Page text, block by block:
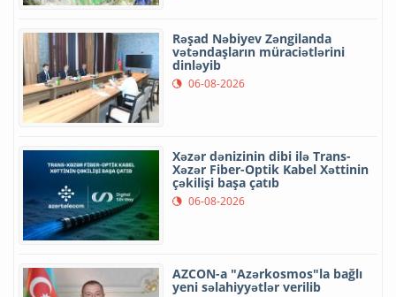
Rəşad Nəbiyev Zəngilanda
vətəndaşların müraciətlərini
dinləyib
06-08-2026
Xəzər dənizinin dibi ilə Trans-
Xəzər Fiber-Optik Kabel Xəttinin
çəkilişi başa çatıb
06-08-2026
AZCON-a "Azərkosmos"la bağlı
yeni səlahiyyətlər verilib